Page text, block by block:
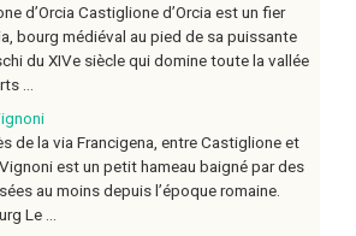
d’Orcia Castiglione d’Orcia est un fier
bourg médiéval au pied de sa puissante
du XIVe siècle qui domine toute la vallée
...
de la via Francigena, entre Castiglione et
est un petit hameau baigné par des
au moins depuis l’époque romaine.
Le ...